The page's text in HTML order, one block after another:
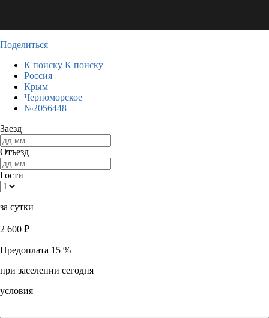
Поделиться
К поиску К поиску
Россия
Крым
Черноморское
№2056448
Заезд
Отъезд
Гости
за сутки
2 600 ₽
Предоплата 15 %
при заселении сегодня
условия